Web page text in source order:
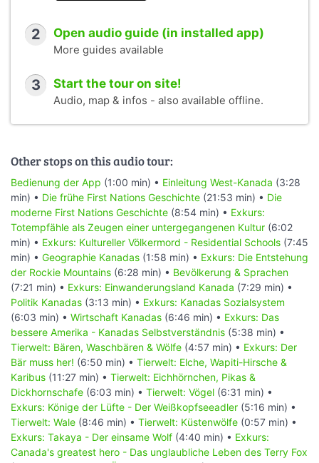
2 Open audio guide (in installed app)
More guides available
3 Start the tour on site!
Audio, map & infos - also available offline.
Other stops on this audio tour:
Bedienung der App (1:00 min) • Einleitung West-Kanada (3:28
min) • Die frühe First Nations Geschichte (21:53 min) • Die
moderne First Nations Geschichte (8:54 min) • Exkurs:
Totempfähle als Zeugen einer untergegangenen Kultur (6:02
min) • Exkurs: Kultureller Völkermord - Residential Schools (7:45
min) • Geographie Kanadas (1:58 min) • Exkurs: Die Entstehung
der Rockie Mountains (6:28 min) • Bevölkerung & Sprachen
(7:21 min) • Exkurs: Einwanderungsland Kanada (7:29 min) •
Politik Kanadas (3:13 min) • Exkurs: Kanadas Sozialsystem
(6:03 min) • Wirtschaft Kanadas (6:46 min) • Exkurs: Das
bessere Amerika - Kanadas Selbstverständnis (5:38 min) •
Tierwelt: Bären, Waschbären & Wölfe (4:57 min) • Exkurs: Der
Bär muss her! (6:50 min) • Tierwelt: Elche, Wapiti-Hirsche &
Karibus (11:27 min) • Tierwelt: Eichhörnchen, Pikas &
Dickhornschafe (6:03 min) • Tierwelt: Vögel (6:31 min) •
Exkurs: Könige der Lüfte - Der Weißkopfseeadler (5:16 min) •
Tierwelt: Wale (8:46 min) • Tierwelt: Küstenwölfe (0:57 min) •
Exkurs: Takaya - Der einsame Wolf (4:40 min) • Exkurs:
Canada's greatest hero - Das unglaubliche Leben des Terry Fox